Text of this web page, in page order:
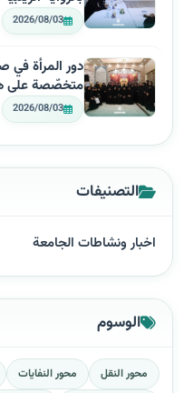
2026/08/03
دور المرأة في
متخصّصة على
2026/08/03
التصنيفات
اخبار ونشاطات الجامعة
الوسوم
محور النقل محور النفايات